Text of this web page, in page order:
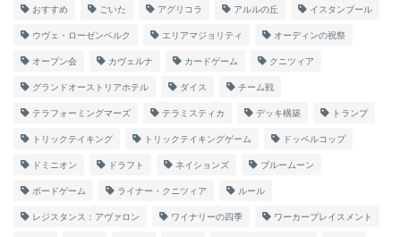
おすすめ ごいた アグリコラ アルルの丘 イスタンブール
ウヴェ・ローゼンベルク エリアマジョリティ オーディンの祝祭
オープン会 カヴェルナ カードゲーム クニツィア
グランドオーストリアホテル ダイス チーム戦
テラフォーミングマーズ テラミスティカ デッキ構築 トランプ
トリックテイキング トリックテイキングゲーム ドッペルコップ
ドミニオン ドラフト ネイションズ ブルームーン
ボードゲーム ライナー・クニツィア ルール
レジスタンス：アヴァロン ワイナリーの四季 ワーカープレイスメント